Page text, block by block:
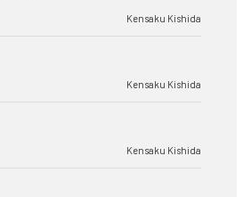
Kensaku Kishida
Kensaku Kishida
Kensaku Kishida